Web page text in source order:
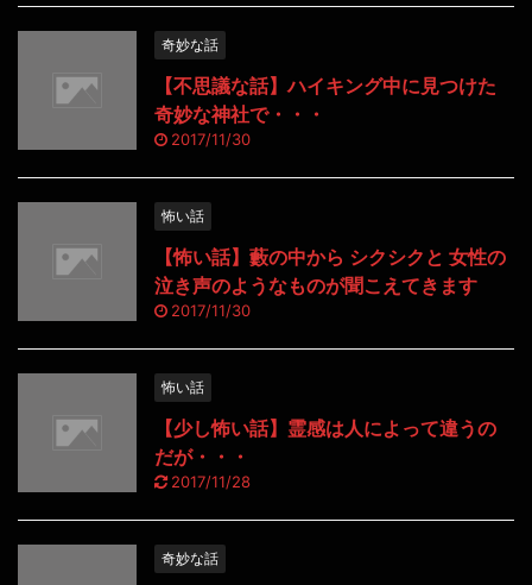
奇妙な話
【不思議な話】ハイキング中に見つけた
奇妙な神社で・・・
2017/11/30
怖い話
【怖い話】藪の中から シクシクと 女性の
泣き声のようなものが聞こえてきます
2017/11/30
怖い話
【少し怖い話】霊感は人によって違うの
だが・・・
2017/11/28
奇妙な話